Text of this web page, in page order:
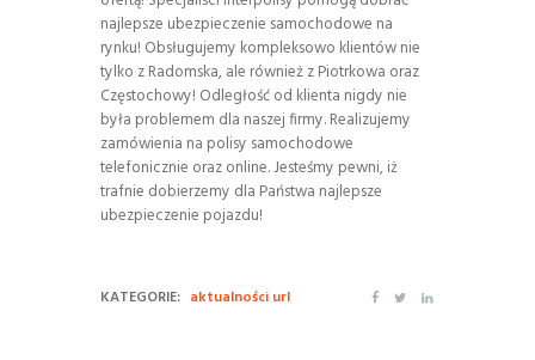
najlepsze ubezpieczenie samochodowe na
rynku! Obsługujemy kompleksowo klientów nie
tylko z Radomska, ale również z Piotrkowa oraz
Częstochowy! Odległość od klienta nigdy nie
była problemem dla naszej firmy. Realizujemy
zamówienia na polisy samochodowe
telefonicznie oraz online. Jesteśmy pewni, iż
trafnie dobierzemy dla Państwa najlepsze
ubezpieczenie pojazdu!
KATEGORIE: aktualności url